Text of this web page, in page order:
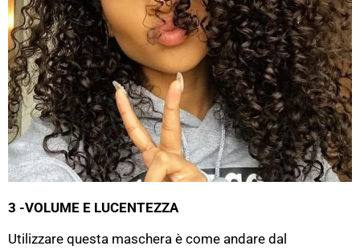
3 -VOLUME E LUCENTEZZA
Utilizzare questa maschera è come andare dal